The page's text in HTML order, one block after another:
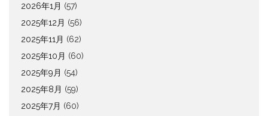
2026年1月 (57)
2025年12月 (56)
2025年11月 (62)
2025年10月 (60)
2025年9月 (54)
2025年8月 (59)
2025年7月 (60)